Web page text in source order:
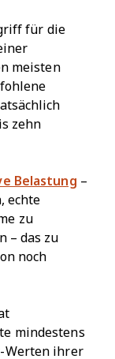
für die
meisten
zehn
Belastung –
echte
zu
– das zu
noch
mindestens
Werten ihrer